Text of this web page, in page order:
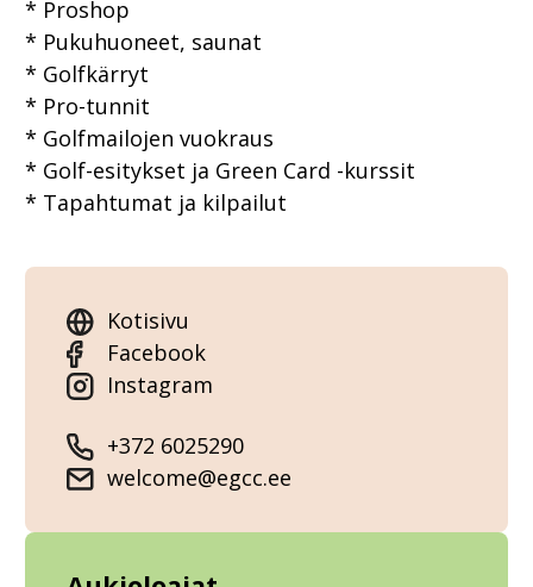
* Proshop
* Pukuhuoneet, saunat
* Golfkärryt
* Pro-tunnit
* Golfmailojen vuokraus
* Golf-esitykset ja Green Card -kurssit
* Tapahtumat ja kilpailut
Kotisivu
Facebook
Instagram
+372 6025290
welcome@egcc.ee